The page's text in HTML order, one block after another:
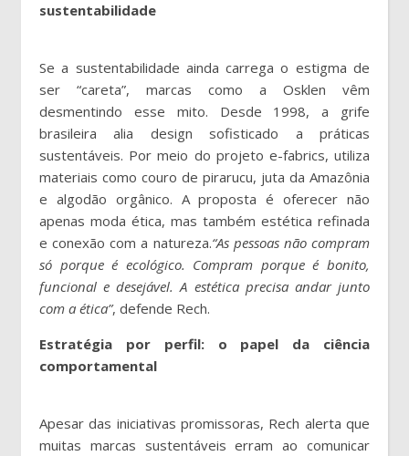
sustentabilidade
Se a sustentabilidade ainda carrega o estigma de
ser “careta”, marcas como a Osklen vêm
desmentindo esse mito. Desde 1998, a grife
brasileira alia design sofisticado a práticas
sustentáveis. Por meio do projeto e-fabrics, utiliza
materiais como couro de pirarucu, juta da Amazônia
e algodão orgânico. A proposta é oferecer não
apenas moda ética, mas também estética refinada
e conexão com a natureza.“As pessoas não compram
só porque é ecológico. Compram porque é bonito,
funcional e desejável. A estética precisa andar junto
com a ética”, defende Rech.
Estratégia por perfil: o papel da ciência
comportamental
Apesar das iniciativas promissoras, Rech alerta que
muitas marcas sustentáveis erram ao comunicar